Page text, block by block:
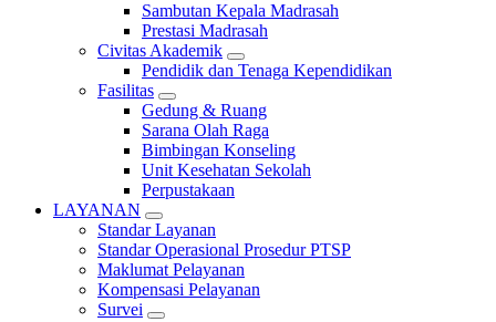
Sambutan Kepala Madrasah
Prestasi Madrasah
Civitas Akademik
Pendidik dan Tenaga Kependidikan
Fasilitas
Gedung & Ruang
Sarana Olah Raga
Bimbingan Konseling
Unit Kesehatan Sekolah
Perpustakaan
LAYANAN
Standar Layanan
Standar Operasional Prosedur PTSP
Maklumat Pelayanan
Kompensasi Pelayanan
Survei